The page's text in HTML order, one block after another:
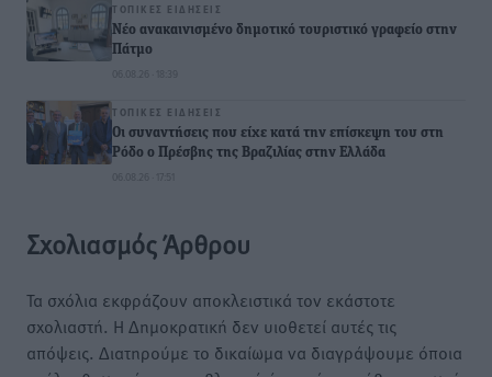
ΤΟΠΙΚΈΣ ΕΙΔΉΣΕΙΣ
Νέο ανακαινισμένο δημοτικό τουριστικό γραφείο στην
Πάτμο
06.08.26 · 18:39
ΤΟΠΙΚΈΣ ΕΙΔΉΣΕΙΣ
Οι συναντήσεις που είχε κατά την επίσκεψη του στη
Ρόδο ο Πρέσβης της Βραζιλίας στην Ελλάδα
06.08.26 · 17:51
Σχολιασμός Άρθρου
Τα σχόλια εκφράζουν αποκλειστικά τον εκάστοτε
σχολιαστή. Η Δημοκρατική δεν υιοθετεί αυτές τις
απόψεις. Διατηρούμε το δικαίωμα να διαγράψουμε όποια